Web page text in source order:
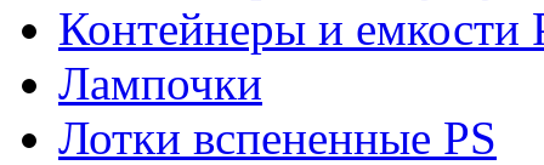
Контейнеры и емкости
Лампочки
Лотки вспененные PS